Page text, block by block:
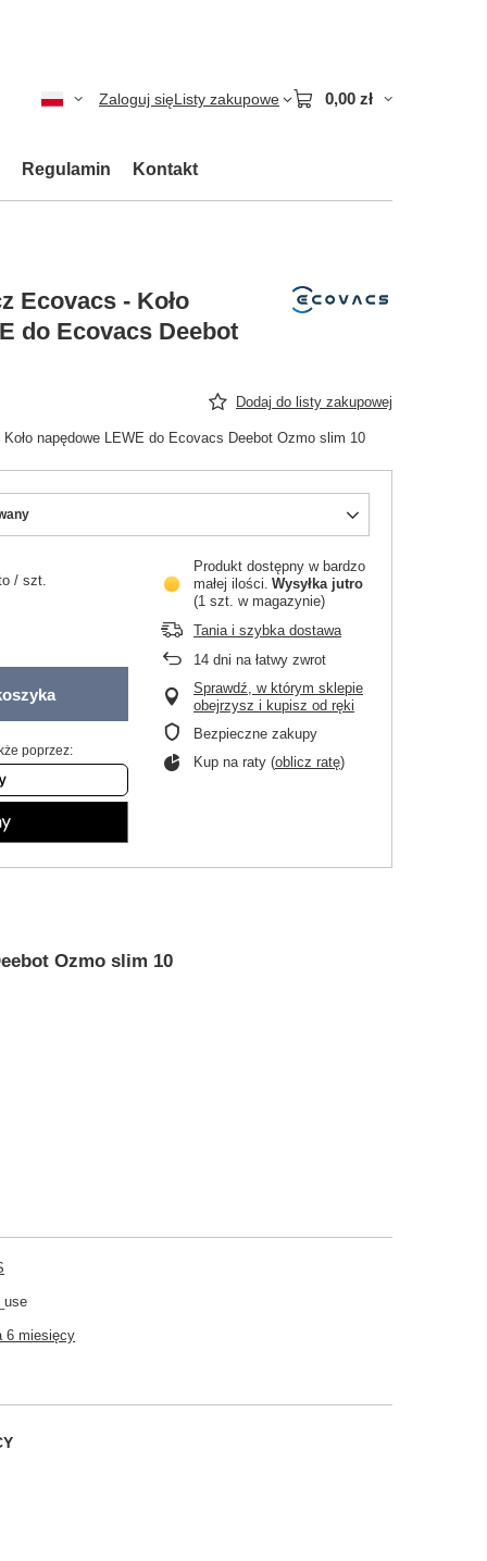
Zaloguj sięListy zakupowe 0,00 zł
Regulamin Kontakt
Ecovacs - Koło
do Ecovacs Deebot
Dodaj do listy zakupowej
napędowe LEWE do Ecovacs Deebot Ozmo slim 10
/ szt.
poprzez:
Produkt dostępny w bardzo
małej ilości Wysyłka jutro
(1 szt. w magazynie)
Tania i szybka dostawa
14 dni na łatwy zwrot
Sprawdź, w którym sklepie
obejrzysz i kupisz od ręki
Bezpieczne zakupy
Kup na raty (oblicz ratę)
Ozmo slim 10
6 miesięcy